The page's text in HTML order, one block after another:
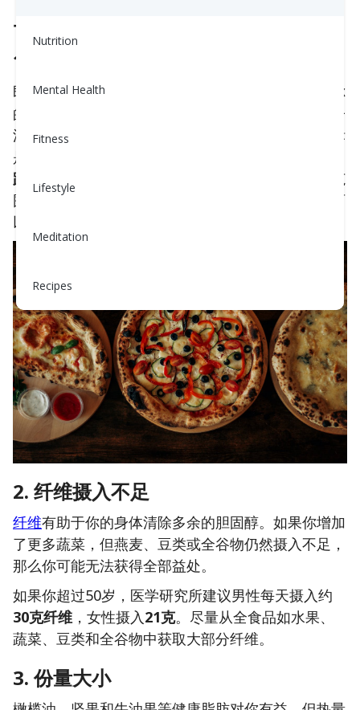
Nutrition
Mental Health
Fitness
Lifestyle
Meditation
Recipes
导致胆固醇高的5个日常因素
1. 隐藏的饱和脂肪
即使你在吃得更健康，
仍然可能偷偷溜进你
的饮食中。烘焙食品、奶油酱、加工肉类，甚至椰子
油都可能悄悄提高胆固醇。尝试查看食品标签，目标
是将饱和脂肪控制在
路里饮食
而言是一般限制。如果你的饮食低于这个范
围，你的个人目标可能会更低。你的医生或营养师可
以帮助你决定什么是适合你的。
2. 纤维摄入不足
纤维有助于你的身体清除多余的胆固醇。如果你增加
了更多蔬菜，但燕麦、豆类或全谷物仍然摄入不足，
那么你可能无法获得全部益处。
如果你超过50岁，医学研究所建议男性每天摄入约
30克纤维 ，女性摄入21克。尽量从全食品如水果、
蔬菜、豆类和全谷物中获取大部分纤维。
3. 份量大小